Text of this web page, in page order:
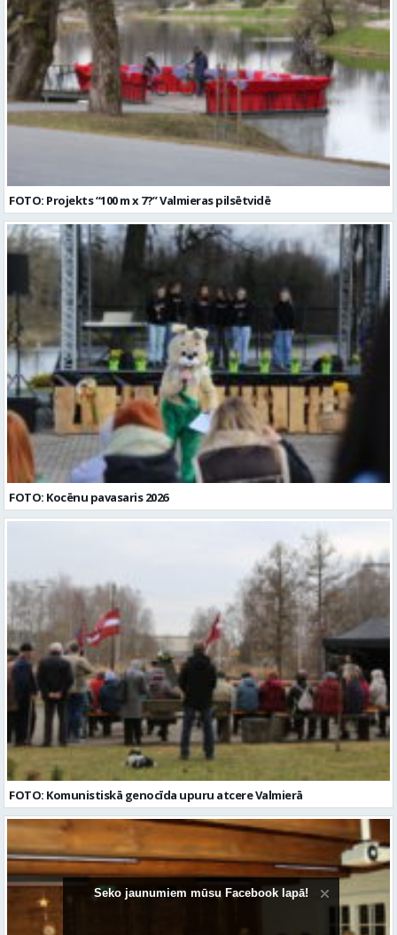
FOTO: Projekts “100 m x 7?” Valmieras pilsētvidē
FOTO: Kocēnu pavasaris 2026
FOTO: Komunistiskā genocīda upuru atcere Valmierā
Seko jaunumiem mūsu Facebook lapā!